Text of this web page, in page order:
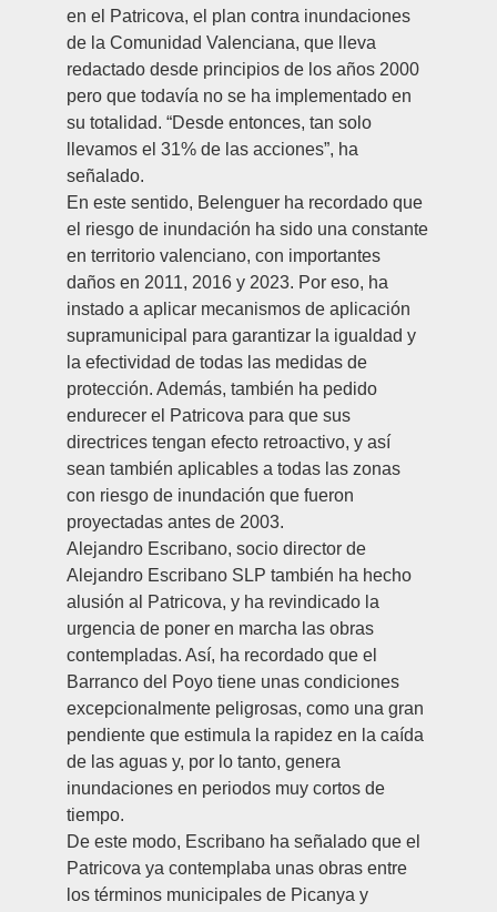
en el Patricova, el plan contra inundaciones
de la Comunidad Valenciana, que lleva
redactado desde principios de los años 2000
pero que todavía no se ha implementado en
su totalidad. “Desde entonces, tan solo
llevamos el 31% de las acciones”, ha
señalado.
En este sentido, Belenguer ha recordado que
el riesgo de inundación ha sido una constante
en territorio valenciano, con importantes
daños en 2011, 2016 y 2023. Por eso, ha
instado a aplicar mecanismos de aplicación
supramunicipal para garantizar la igualdad y
la efectividad de todas las medidas de
protección. Además, también ha pedido
endurecer el Patricova para que sus
directrices tengan efecto retroactivo, y así
sean también aplicables a todas las zonas
con riesgo de inundación que fueron
proyectadas antes de 2003.
Alejandro Escribano, socio director de
Alejandro Escribano SLP también ha hecho
alusión al Patricova, y ha revindicado la
urgencia de poner en marcha las obras
contempladas. Así, ha recordado que el
Barranco del Poyo tiene unas condiciones
excepcionalmente peligrosas, como una gran
pendiente que estimula la rapidez en la caída
de las aguas y, por lo tanto, genera
inundaciones en periodos muy cortos de
tiempo.
De este modo, Escribano ha señalado que el
Patricova ya contemplaba unas obras entre
los términos municipales de Picanya y